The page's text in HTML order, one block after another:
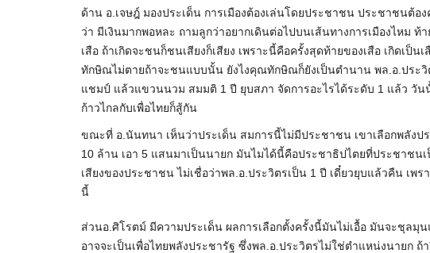
ด้าน อ.เจษฎ์ มองประเด็น การเมืองต้องเล่นโดยประชาชน ประชาชนต้
ว่า มีเงินมากพอหละ ถามลูกว่าอยากเดินต่อไปบนเส้นทางการเมืองไหม
เสือ ถ้าเกิดจะชนก็ชนเสียงก็เสียง เพราะนี้คือครั้งสุดท้ายของเสือ เกิดเป็
ทักษิณไม่ตายถ้าจะชนแบบนั้น ยังไงคุณทักษิณก็ยังเป็นตำนาน พล.อ.ประ
แชมป์ แล้วแขวนนวม สมมติ 1 ปี ยุบสภา จัดการอะไรได้ระดับ 1 แล้ว วั
ก้าวไกลกับเพื่อไทยก็สู้กัน
ขณะที่ อ.นันทนา เห็นว่าประเด็น สมการนี้ไม่มีประชาชน เขาเลือกพลังป
10 ล้าน เอา 5 แสนมาเป็นนายก มันไมได้นี้คือประชาธิปไตยที่ประชาชน
เสียงของประชาชน ไม่เชื่อว่าพล.อ.ประวิตรเป็น 1 ปี เดี๋ยวยุบแล้วคืน เ
นี้
ส่วนอ.ศิโรตม์ มีความประเด็น ผลการเลือกตั้งครั้งนี้มันไม่เอื้อ มันจะชุลมุ
อาจจะเป็นเพื่อไทยพลังประชารัฐ ซึ่งพล.อ.ประวิตรไม่ใช่ตำแหน่งนายก ถ้